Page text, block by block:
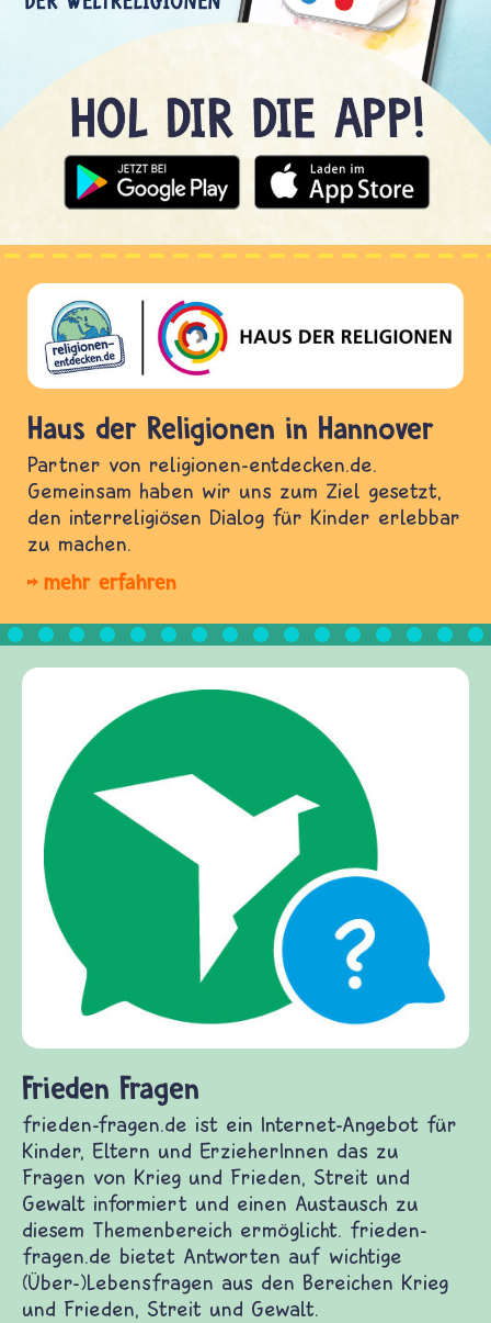
Haus der Religionen in Hannover
Partner von religionen-entdecken.de.
Gemeinsam haben wir uns zum Ziel gesetzt,
den interreligiösen Dialog für Kinder erlebbar
zu machen.
mehr erfahren
Frieden Fragen
frieden-fragen.de ist ein Internet-Angebot für
Kinder, Eltern und ErzieherInnen das zu
Fragen von Krieg und Frieden, Streit und
Gewalt informiert und einen Austausch zu
diesem Themenbereich ermöglicht. frieden-
fragen.de bietet Antworten auf wichtige
(Über-)Lebensfragen aus den Bereichen Krieg
und Frieden, Streit und Gewalt.